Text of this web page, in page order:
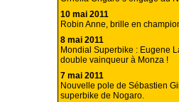
10 mai 2011
Robin Anne, brille en
8 mai 2011
Mondial Superbike : Eugene
double vainqueur à Monza !
7 mai 2011
Nouvelle pole de Sébastien
superbike de Nogaro.